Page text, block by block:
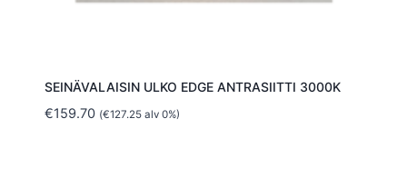
SEINÄVALAISIN ULKO EDGE ANTRASIITTI 3000K
€159.70 (€127.25alv 0%)